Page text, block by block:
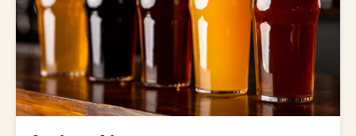
ており、北海道へ旅行する際には是非とも訪れておきたい
ブルワリーです。